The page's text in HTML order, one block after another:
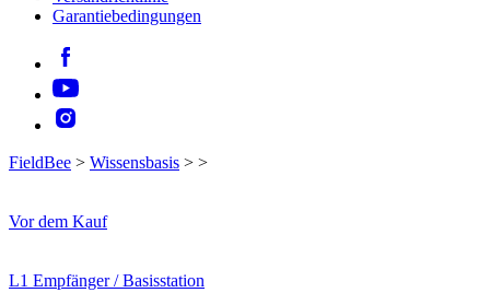
Garantiebedingungen
FieldBee > Wissensbasis > >
Vor dem Kauf
L1 Empfänger / Basisstation